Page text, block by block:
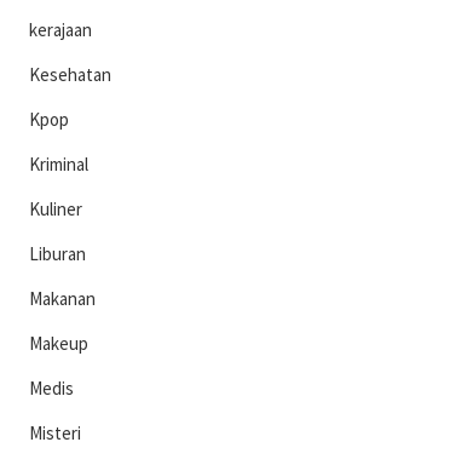
kerajaan
Kesehatan
Kpop
Kriminal
Kuliner
Liburan
Makanan
Makeup
Medis
Misteri